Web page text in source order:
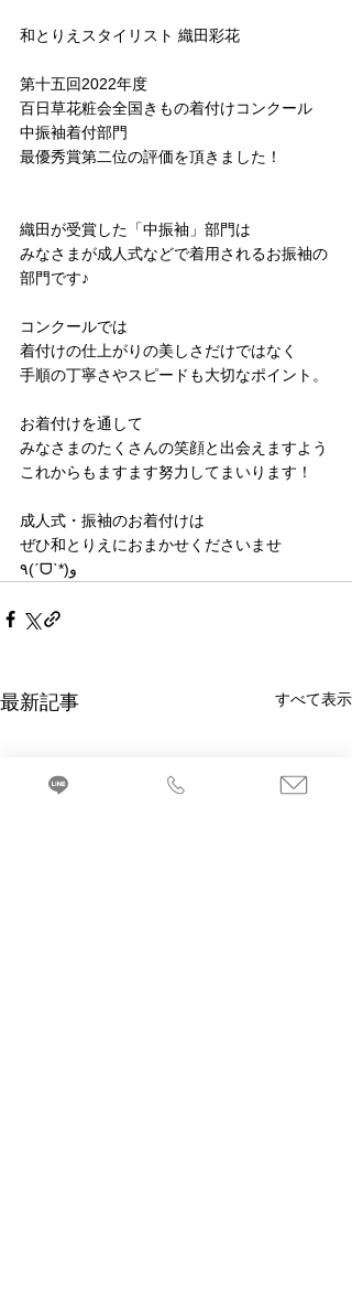
和とりえスタイリスト 織田彩花
第十五回2022年度
百日草花粧会全国きもの着付けコンクール
中振袖着付部門
最優秀賞第二位の評価を頂きました！
織田が受賞した「中振袖」部門は
みなさまが成人式などで着用されるお振袖の
部門です♪
コンクールでは
着付けの仕上がりの美しさだけではなく
手順の丁寧さやスピードも大切なポイント。
お着付けを通して
みなさまのたくさんの笑顔と出会えますよう
これからもますます努力してまいります！
成人式・振袖のお着付けは
ぜひ和とりえにおまかせくださいませ
٩(ˊᗜˋ*)و
最新記事 すべて表示